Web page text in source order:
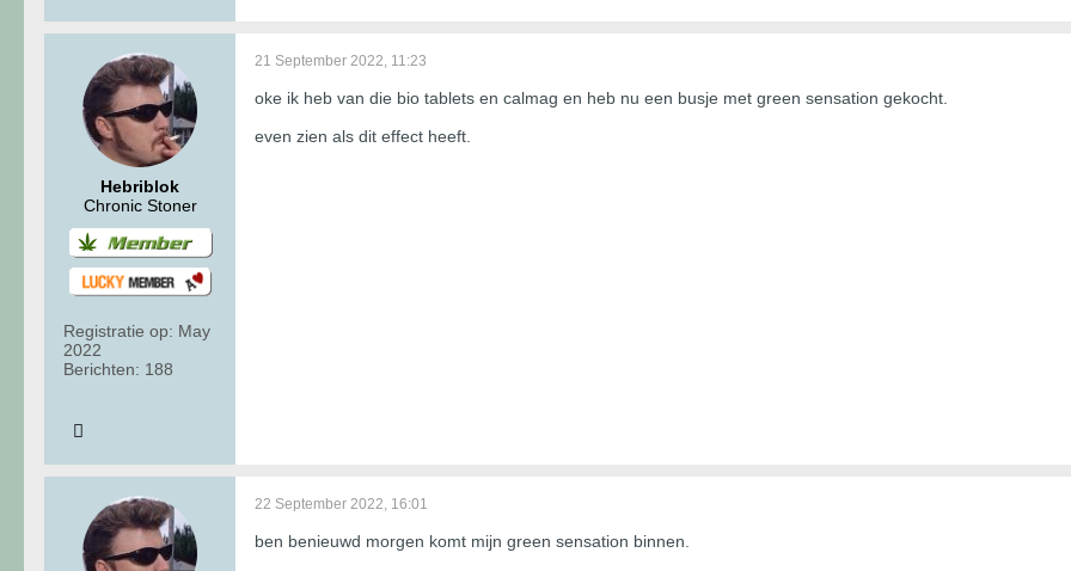
Hebriblok
Chronic Stoner
Registratie op: May
2022
Berichten: 188
21 September 2022, 11:23
oke ik heb van die bio tablets en calmag en heb nu een busje met green sensation gekocht.
even zien als dit effect heeft.
22 September 2022, 16:01
ben benieuwd morgen komt mijn green sensation binnen.